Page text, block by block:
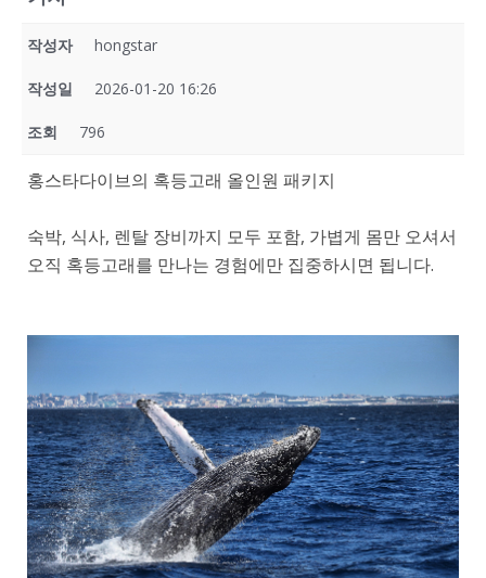
작성자 hongstar
작성일 2026-01-20 16:26
조회 796
홍스타다이브의 혹등고래 올인원 패키지
숙박, 식사, 렌탈 장비까지 모두 포함, 가볍게 몸만 오셔서
오직 혹등고래를 만나는 경험에만 집중하시면 됩니다.